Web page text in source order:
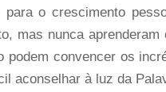
o crescimento
mas nunca
convencer os
aconselhar à luz da